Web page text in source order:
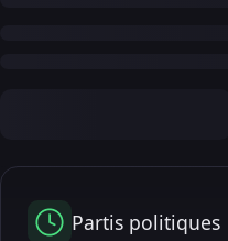
Partis politiques